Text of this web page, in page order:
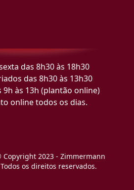
das 8h30 às 18h30
das 8h30 às 13h30
9h às 13h (plantão online)
online todos os dias.
Copyright 2023 - Zimmermann
os direitos reservados.